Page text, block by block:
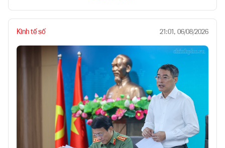
Kinh tế số 21:01, 06/08/2026